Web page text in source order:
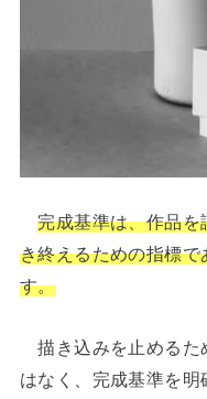
完成基準は、作品
き終えるための指標
す。
描き込みを止めるた
はなく、完成基準を明